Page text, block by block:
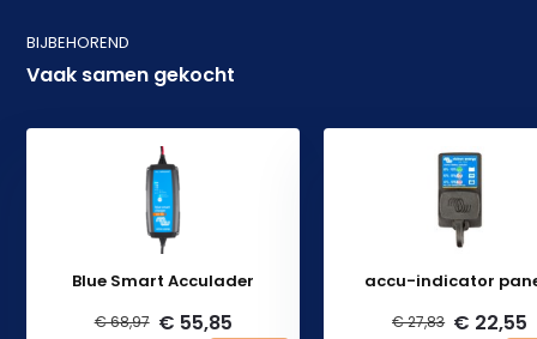
BIJBEHOREND
Vaak samen gekocht
Blue Smart Acculader
€ 68,97 € 55,85
accu-indicator
€ 27,83 € 22,55